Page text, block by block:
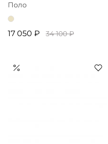
Поло
17 050 ₽ 34 100 ₽